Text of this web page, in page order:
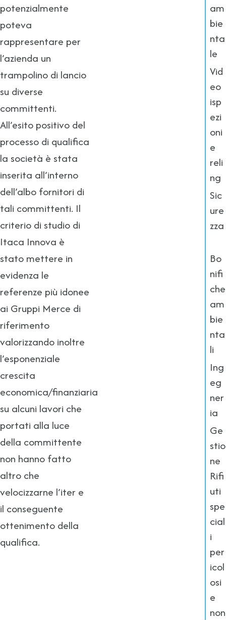
potenzialmente
poteva
rappresentare per
l’azienda un
trampolino di lancio
su diverse
committenti.
All’esito positivo del
processo di qualifica
la società è stata
inserita all’interno
dell’albo fornitori di
tali committenti. Il
criterio di studio di
Itaca Innova è
stato mettere in
evidenza le
referenze più idonee
ai Gruppi Merce di
riferimento
valorizzando inoltre
l’esponenziale
crescita
economica/finanziaria
su alcuni lavori che
portati alla luce
della committente
non hanno fatto
altro che
velocizzarne l’iter e
il conseguente
ottenimento della
qualifica.
am
bie
nta
le
Vid
eo
isp
ezi
oni
e
reli
ng
Sic
ure
zza
Bo
nifi
che
am
bie
nta
li
Ing
eg
ner
ia
Ge
stio
ne
Rifi
uti
spe
cial
i
per
icol
osi
e
non